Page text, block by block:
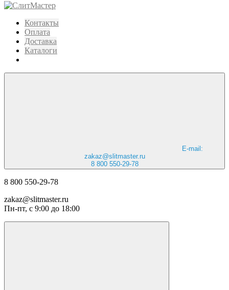
Контакты
Оплата
Доставка
Каталоги
E-mail:
zakaz@slitmaster.ru
8 800 550-29-78
8 800 550-29-78
zakaz@slitmaster.ru
Пн-пт, с 9:00 до 18:00